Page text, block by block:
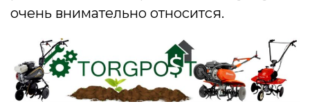
очень внимательно относится.